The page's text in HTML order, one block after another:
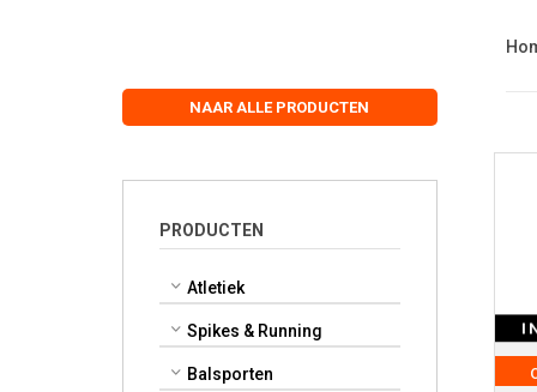
NAAR ALLE PRODUCTEN
PRODUCTEN
Atletiek
Spikes & Running
Balsporten